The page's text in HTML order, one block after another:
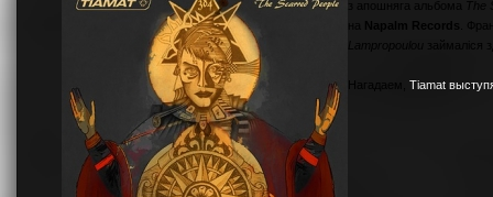
з апошняга альбома
Napalm Records
Lampropoulou
займаліся
Нагадаем, Tiamat